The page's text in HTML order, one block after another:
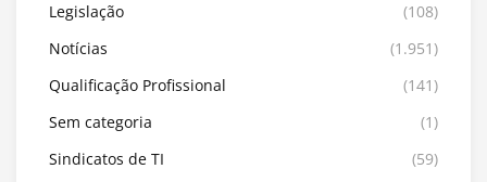
Legislação
(108)
Notícias
(1.951)
Qualificação Profissional
(141)
Sem categoria
(1)
Sindicatos de TI
(59)